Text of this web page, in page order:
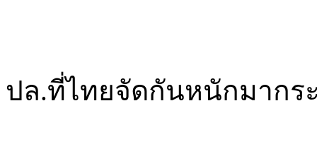
ปล.ที่ไทยจัดกันหนักมาก